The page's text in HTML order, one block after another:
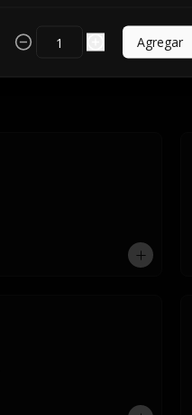
Agregar